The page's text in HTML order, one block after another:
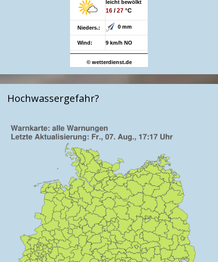
leicht bewölkt
16 /27 °C
Nieders.: 0 mm
Wind: 9 km/h NO
© wetterdienst.de
Hochwassergefahr?